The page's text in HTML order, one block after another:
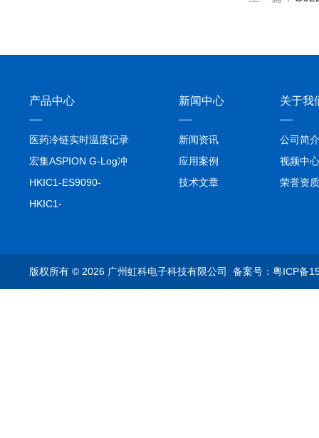
产品中心
医药冷链实时温度记录
仪TIVE Solo 5G
宏集ASPION G-Log冲
击记录仪
HKIC1-ES9090-
setA100/1000base-T1
HKIC1-
析仪
新闻中心
新闻资讯
应用案例
技术文章
关于我
公司简介
视频中心
荣誉资质
版权所有 © 2026 广州虹科电子科技有限公司 备案号：粤ICP备